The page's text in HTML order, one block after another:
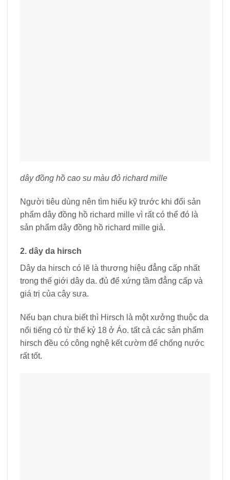
dây đồng hồ cao su màu đỏ richard mille
Người tiêu dùng nên tìm hiểu kỹ trước khi đổi sản
phẩm dây đồng hồ richard mille vì rất có thể đó là
sản phẩm dây đồng hồ richard mille giả.
2. dây da hirsch
Dây da hirsch có lẽ là thương hiệu đẳng cấp nhất
trong thế giới dây da. đủ để xứng tầm đẳng cấp và
giá trị của cây sưa.
Nếu bạn chưa biết thì Hirsch là một xưởng thuộc da
nổi tiếng có từ thế kỷ 18 ở Áo. tất cả các sản phẩm
hirsch đều có công nghệ kết cườm để chống nước
rất tốt.